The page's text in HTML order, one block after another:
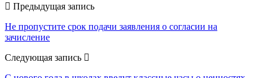
Предыдущая запись
Не пропустите срок подачи заявления о согласии на
зачисление
Следующая запись